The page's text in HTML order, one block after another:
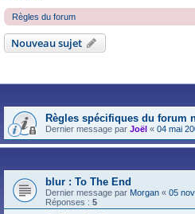
Règles du forum
Nouveau sujet
Règles spécifiques du forum
Dernier message par Joël « 04 mai
blur : To The End
Dernier message par Morgan « 05
Réponses : 5